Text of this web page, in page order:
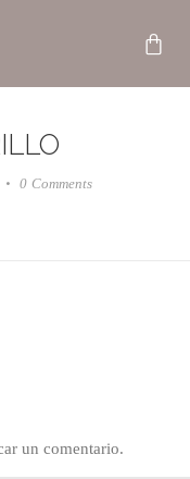
0 Comments
un comentario.